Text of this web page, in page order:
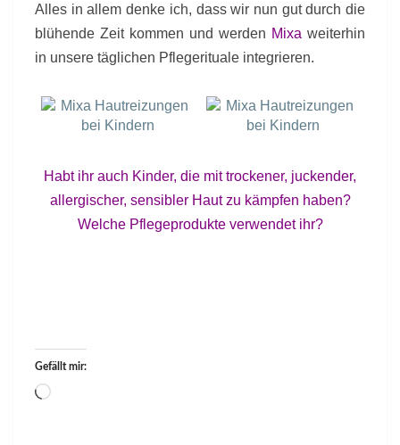
Alles in allem denke ich, dass wir nun gut durch die
blühende Zeit kommen und werden Mixa weiterhin
in unsere täglichen Pflegerituale integrieren.
Habt ihr auch Kinder, die mit trockener, juckender,
allergischer, sensibler Haut zu kämpfen haben?
Welche Pflegeprodukte verwendet ihr?
Gefällt mir:
Wird